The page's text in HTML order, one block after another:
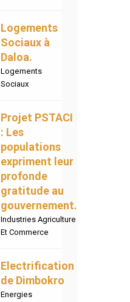
Logements
Sociaux à
Daloa.
Logements
Sociaux
Projet PSTACI
: Les
populations
expriment leur
profonde
gratitude au
gouvernement.
Industries Agriculture
Et Commerce
Electrification
de Dimbokro
Energies